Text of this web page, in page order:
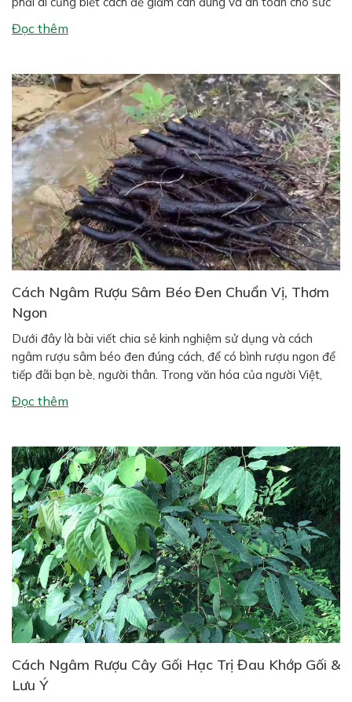
khỏe. Nhiều người áp dụng các phương pháp giảm cân cấp
tốc khiến cơ thể mệt […]
Đọc thêm
Cách Ngâm Rượu Sâm Béo Đen Chuẩn Vị, Thơm
Ngon
Dưới đây là bài viết chia sẻ kinh nghiệm sử dụng và cách
ngâm rượu sâm béo đen đúng cách, để có bình rượu ngon để
tiếp đãi bạn bè, người thân. Trong văn hóa của người Việt,
đặc biệt ở vùng quê và miền núi, một bình rượu ngâm thảo
dược đặt trong nhà […]
Đọc thêm
Cách Ngâm Rượu Cây Gối Hạc Trị Đau Khớp Gối &
Lưu Ý